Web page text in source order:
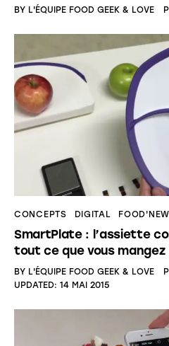
BY L'ÉQUIPE FOOD GEEK & LOVE
CONCEPTS DIGITAL
SmartPlate : l’assiette
tout ce que vous mangez
BY L'ÉQUIPE FOOD GEEK & LOVE
UPDATED: 14 MAI 2015